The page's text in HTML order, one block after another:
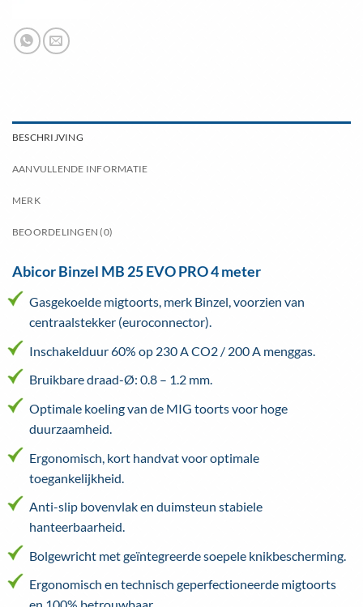
BESCHRIJVING
AANVULLENDE INFORMATIE
MERK
BEOORDELINGEN (0)
Abicor Binzel MB 25 EVO PRO 4 meter
Gasgekoelde migtoorts, merk Binzel, voorzien van
centraalstekker (euroconnector).
Inschakelduur 60% op 230 A CO2 / 200 A menggas.
Bruikbare draad-Ø: 0.8 – 1.2 mm.
Optimale koeling van de MIG toorts voor hoge
duurzaamheid.
Ergonomisch, kort handvat voor optimale
toegankelijkheid.
Anti-slip bovenvlak en duimsteun stabiele
hanteerbaarheid.
Bolgewricht met geïntegreerde soepele knikbescherming.
Ergonomisch en technisch geperfectioneerde migtoorts